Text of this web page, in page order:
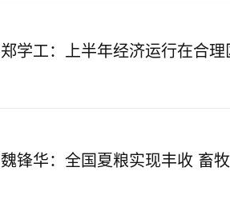
郑学工：上半年经济运行在合理
魏锋华：全国夏粮实现丰收 畜